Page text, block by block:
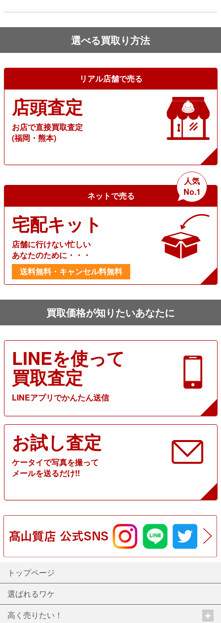
選べる買取り方法
リアル店舗で売る
店頭査定
お店で直接買取査定
(福岡・熊本)
ネットで売る
人気
No.1
宅配キット
店舗に行けない忙しい
あなたのために・・・
送料無料・キャンセル料無料
買取価格が知りたいあなたに
LINEを使って
買取査定
LINEアプリでかんたん送信
お試し査定
ケータイで写真を撮って
メールを送るだけ!!
トップページ
選ばれるワケ
高く売りたい！